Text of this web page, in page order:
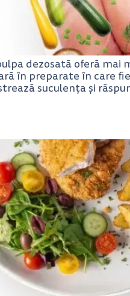
dezosată oferă
în preparate în care
suculența și